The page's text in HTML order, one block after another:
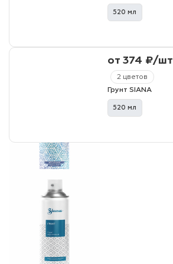
520 мл
2 цветов
от 374 ₽/шт
Грунт SIANA
520 мл